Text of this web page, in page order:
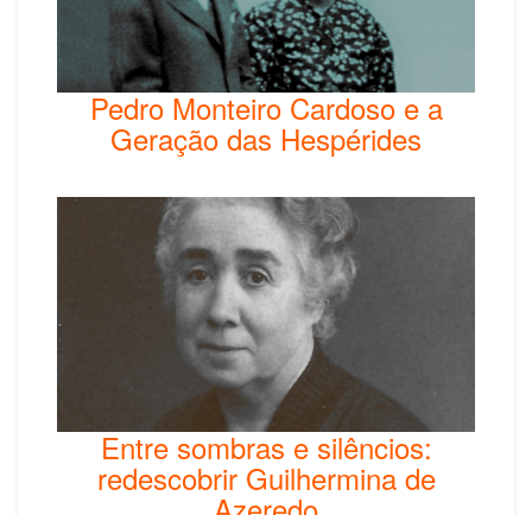
Pedro Monteiro Cardoso e a
Geração das Hespérides
Entre sombras e silêncios:
redescobrir Guilhermina de